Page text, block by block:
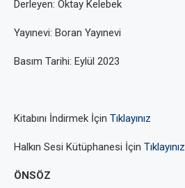
Derleyen: Oktay Kelebek
Yayınevi: Boran Yayınevi
Basım Tarihi: Eylül 2023
Kitabını İndirmek İçin Tıklayınız
Halkın Sesi Kütüphanesi İçin Tıklayınız
ÖNSÖZ